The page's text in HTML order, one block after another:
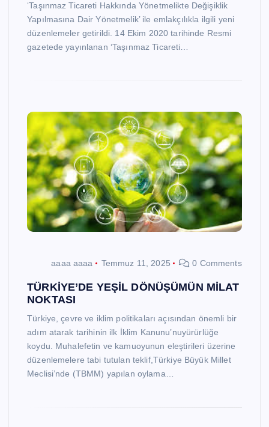
‘Taşınmaz Ticareti Hakkında Yönetmelikte Değişiklik
Yapılmasına Dair Yönetmelik’ ile emlakçılıkla ilgili yeni
düzenlemeler getirildi. 14 Ekim 2020 tarihinde Resmi
gazetede yayınlanan ‘Taşınmaz Ticareti…
aaaa aaaa Temmuz 11, 2025 0 Comments
TÜRKİYE’DE YEŞİL DÖNÜŞÜMÜN MİLAT
NOKTASI
Türkiye, çevre ve iklim politikaları açısından önemli bir
adım atarak tarihinin ilk İklim Kanunu’nuyürürlüğe
koydu. Muhalefetin ve kamuoyunun eleştirileri üzerine
düzenlemelere tabi tutulan teklif,Türkiye Büyük Millet
Meclisi’nde (TBMM) yapılan oylama…